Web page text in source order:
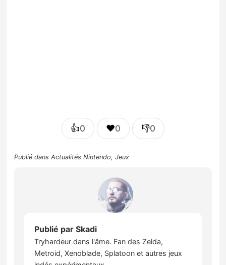
👍0 ❤️0 👎0
Publié dansActualités Nintendo,Jeux
Publié parSkadi
Tryhardeur dans l'âme. Fan des Zelda,
Metroid, Xenoblade, Splatoon et autres jeux